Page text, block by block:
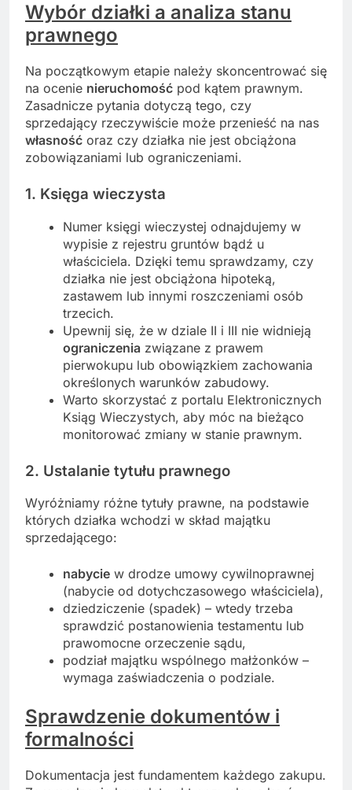
Wybór działki a analiza stanu
prawnego
Na początkowym etapie należy skoncentrować się
na ocenie nieruchomość pod kątem prawnym.
Zasadnicze pytania dotyczą tego, czy
sprzedający rzeczywiście może przenieść na nas
własność oraz czy działka nie jest obciążona
zobowiązaniami lub ograniczeniami.
1. Księga wieczysta
Numer księgi wieczystej odnajdujemy w
wypisie z rejestru gruntów bądź u
właściciela. Dzięki temu sprawdzamy, czy
działka nie jest obciążona hipoteką,
zastawem lub innymi roszczeniami osób
trzecich.
Upewnij się, że w dziale II i III nie widnieją
ograniczenia związane z prawem
pierwokupu lub obowiązkiem zachowania
określonych warunków zabudowy.
Warto skorzystać z portalu Elektronicznych
Ksiąg Wieczystych, aby móc na bieżąco
monitorować zmiany w stanie prawnym.
2. Ustalanie tytułu prawnego
Wyróżniamy różne tytuły prawne, na podstawie
których działka wchodzi w skład majątku
sprzedającego:
nabycie w drodze umowy cywilnoprawnej
(nabycie od dotychczasowego właściciela),
dziedziczenie (spadek) – wtedy trzeba
sprawdzić postanowienia testamentu lub
prawomocne orzeczenie sądu,
podział majątku wspólnego małżonków –
wymaga zaświadczenia o podziale.
Sprawdzenie dokumentów i
formalności
Dokumentacja jest fundamentem każdego zakupu.